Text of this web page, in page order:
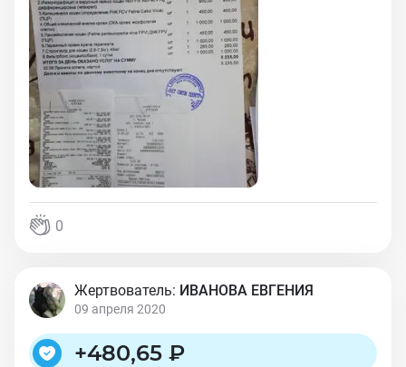
0
Жертвователь: ИВАНОВА ЕВГЕНИЯ
09 апреля 2020
+480,65 ₽